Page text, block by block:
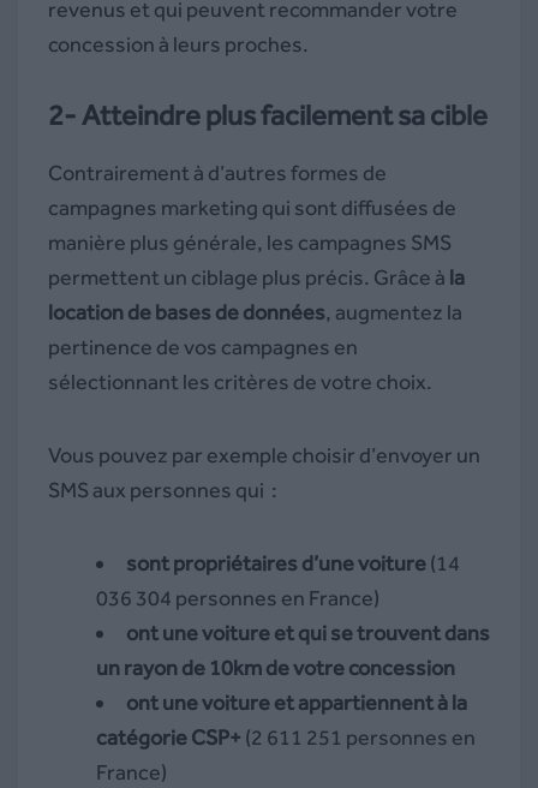
revenus et qui peuvent recommander votre
concession à leurs proches.
2- Atteindre plus facilement sa cible
Contrairement à d’autres formes de
campagnes marketing qui sont diffusées de
manière plus générale, les campagnes SMS
permettent un ciblage plus précis. Grâce à la
location de bases de données, augmentez la
pertinence de vos campagnes en
sélectionnant les critères de votre choix.
Vous pouvez par exemple choisir d’envoyer un
SMS aux personnes qui :
sont propriétaires d’une voiture(14
036 304 personnes en France)
ont une voiture et qui se trouvent dans
un rayon de 10km de votre concession
ont une voiture et appartiennent à la
catégorie CSP+ (2 611 251 personnes en
France)